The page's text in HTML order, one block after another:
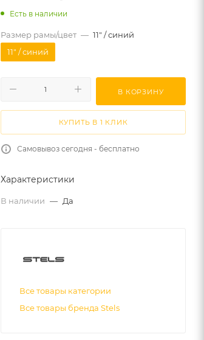
Есть в наличии
Размер рамы/цвет — 11" / синий
11" / синий
В КОРЗИНУ
КУПИТЬ В 1 КЛИК
Самовывоз сегодня - бесплатно
Характеристики
В наличии — Да
Все товары категории
Все товары бренда Stels